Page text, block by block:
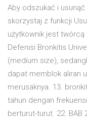
Aby odszukać i
skorzystaj z funkcji
użytkownik jest twórcą
Defenisi Bronkitis
(medium size),
dapat memblok aliran
merusaknya. 13.
tahun dengan
berturut-turut. 22. BAB